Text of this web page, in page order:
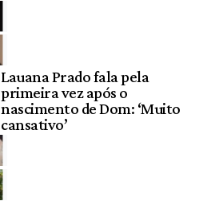
Lauana Prado fala pela
primeira vez após o
nascimento de Dom: ‘Muito
cansativo’